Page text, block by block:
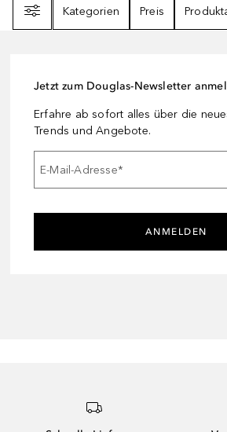
Kategorien
Preis
Jetzt zum Douglas-Newsletter
Erfahre ab sofort alles über die
Trends und Angebote.
E-Mail-Adresse*
ANMELDEN